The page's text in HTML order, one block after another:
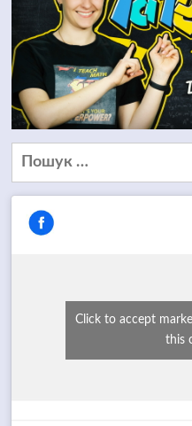
Пошук:
Click to accept
this